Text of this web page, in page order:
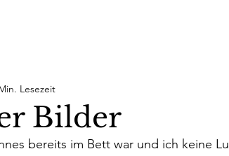
Bilder
Lesezeit
bereits im Bett war und ich keine